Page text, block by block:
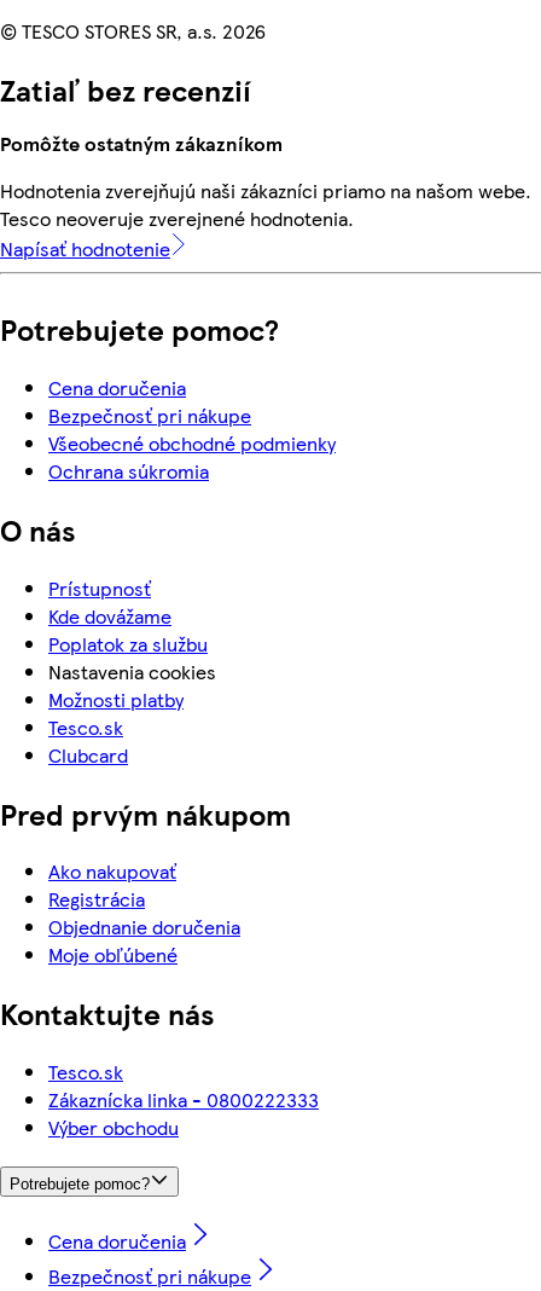
© TESCO STORES SR, a.s. 2026
Zatiaľ bez recenzií
Pomôžte ostatným zákazníkom
Hodnotenia zverejňujú naši zákazníci priamo na našom webe.
Tesco neoveruje zverejnené hodnotenia.
Napísať hodnotenie
Potrebujete pomoc?
Cena doručenia
Bezpečnosť pri nákupe
Všeobecné obchodné podmienky
Ochrana súkromia
O nás
Prístupnosť
Kde dovážame
Poplatok za službu
Nastavenia cookies
Možnosti platby
Tesco.sk
Clubcard
Pred prvým nákupom
Ako nakupovať
Registrácia
Objednanie doručenia
Moje obľúbené
Kontaktujte nás
Tesco.sk
Zákaznícka linka - 0800222333
Výber obchodu
Potrebujete pomoc?
Cena doručenia
Bezpečnosť pri nákupe